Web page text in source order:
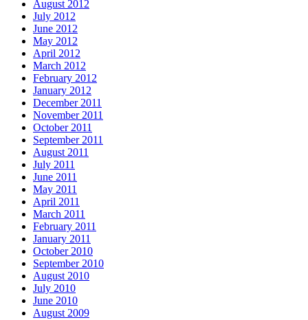
August 2012
July 2012
June 2012
May 2012
April 2012
March 2012
February 2012
January 2012
December 2011
November 2011
October 2011
September 2011
August 2011
July 2011
June 2011
May 2011
April 2011
March 2011
February 2011
January 2011
October 2010
September 2010
August 2010
July 2010
June 2010
August 2009